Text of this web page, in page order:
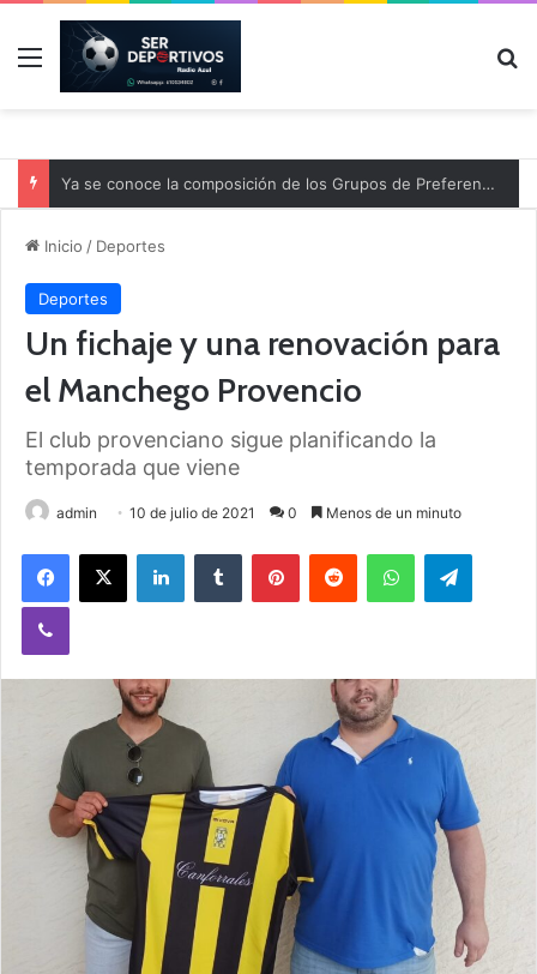
Menú
Ya se conoce la composición de los Grupos de Preferente y el calendario
Inicio / Deportes
Deportes
Un fichaje y una renovación para
el Manchego Provencio
El club provenciano sigue planificando la
temporada que viene
admin 10 de julio de 2021 0 Menos de un minuto